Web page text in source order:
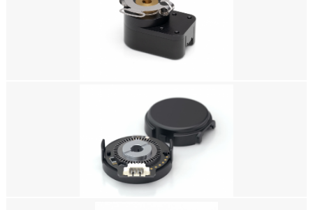
美国 US DIGITAL HB5M 空心孔光栅 光学编码器